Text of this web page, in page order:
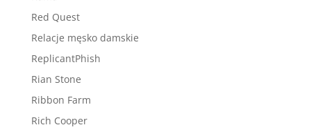
Red Quest
Relacje męsko damskie
ReplicantPhish
Rian Stone
Ribbon Farm
Rich Cooper